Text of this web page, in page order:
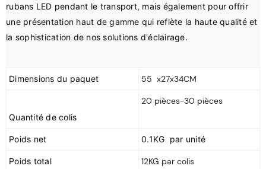
rubans LED pendant le transport, mais également pour offrir
une présentation haut de gamme qui reflète la haute qualité et
Dimensions du paquet 55 x27x34CM
20 pièces-30 pièces
Poids net 0.1KG par unité
Poids total 12KG par colis